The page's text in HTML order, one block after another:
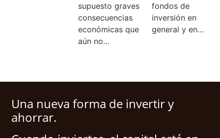
supuesto graves
consecuencias
económicas que
aún no…
fondos de
inversión en
general y en…
Una nueva forma de invertir y
ahorrar.